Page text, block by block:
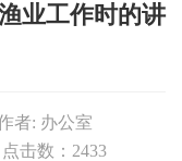
业工作时的讲
者: 办公室
点击数： 2433